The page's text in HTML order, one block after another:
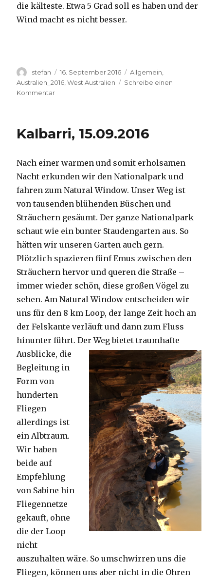
die kälteste. Etwa 5 Grad soll es haben und der
Wind macht es nicht besser.
Autor
stefan
Veröffentlicht
am
16. September 2016 Kategorien
Allgemein
Australien_2016 ,West Australien
Schreibe einen
Kommentarzu
Kalbarri, 15.09.2016
Nach einer warmen und somit erholsamen
Nacht erkunden wir den Nationalpark und
fahren zum Natural Window. Unser Weg ist
von tausenden blühenden Büschen und
Sträuchern gesäumt. Der ganze Nationalpark
schaut wie ein bunter Staudengarten aus. So
hätten wir unseren Garten auch gern.
Plötzlich spazieren fünf Emus zwischen den
Sträuchern hervor und queren die Straße –
immer wieder schön, diese großen Vögel zu
sehen. Am Natural Window entscheiden wir
uns für den 8 km Loop, der lange Zeit hoch an
der Felskante verläuft und dann zum Fluss
hinunter führt. Der Weg bietet traumhafte
Ausblicke, die
Begleitung in
Form von
hunderten
Fliegen
allerdings ist
ein Albtraum.
Wir haben
beide auf
Empfehlung
von Sabine hin
Fliegennetze
gekauft, ohne
die der Loop
nicht
auszuhalten wäre. So umschwirren uns die
Fliegen, können uns aber nicht in die Ohren